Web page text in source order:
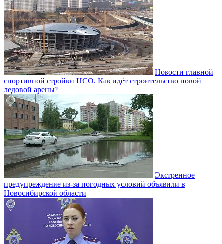
Новости главной
спортивной стройки НСО. Как идёт строительство новой
ледовой арены?
Экстренное
предупреждение из-за погодных условий объявили в
Новосибирской области